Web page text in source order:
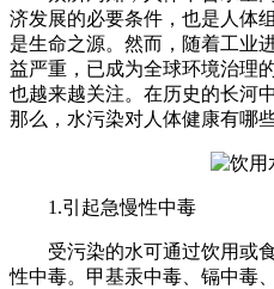
济发展的必要条件，也是人体
是生命之源。然而，随着工业
益严重，已成为全球环境治理
也越来越关注。在历史的长河
那么，水污染对人体健康有哪
1.引起急慢性中毒
受污染的水可通过饮用或食
性中毒。甲基汞中毒、镉中毒